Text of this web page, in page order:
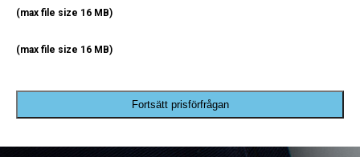
(max file size 16 MB)
(max file size 16 MB)
Fortsätt prisförfrågan